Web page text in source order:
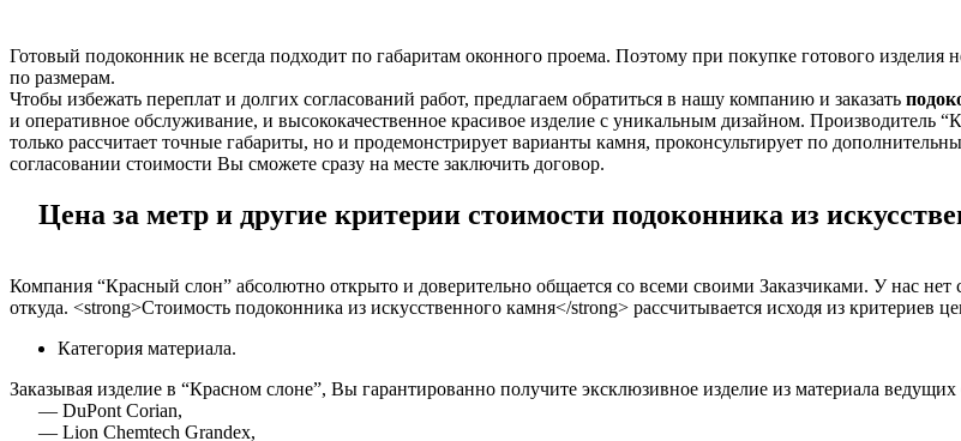
Готовый подоконник не всегда подходит по габаритам оконного проема. Поэтому при покупке готового изделия
по размерам.
Чтобы избежать переплат и долгих согласований работ, предлагаем обратиться в нашу компанию и заказать
и оперативное обслуживание, и высококачественное красивое изделие с уникальным дизайном. Производитель
только рассчитает точные габариты, но и продемонстрирует варианты камня, проконсультирует по
согласовании стоимости Вы сможете сразу на месте заключить договор.
Цена за метр и другие критерии стоимости подоконника из
Компания “Красный слон” абсолютно открыто и доверительно общается со всеми своими Заказчиками. У нас
откуда. <strong>Стоимость подоконника из искусственного камня</strong> рассчитывается исходя из критериев
Категория материала.
Заказывая изделие в “Красном слоне”, Вы гарантированно получите эксклюзивное изделие из материала ведущих
— DuPont Corian,
— Lion Chemtech Grandex,